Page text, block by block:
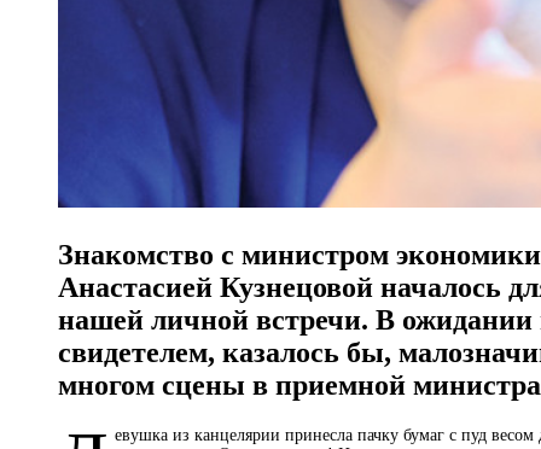
Знакомство с министром
Анастасией Кузнецовой началось
нашей личной встречи. В ожидании
свидетелем, казалось бы,
многом сцены в приемной министра
евушка из канцелярии принесла пачку бумаг с пуд